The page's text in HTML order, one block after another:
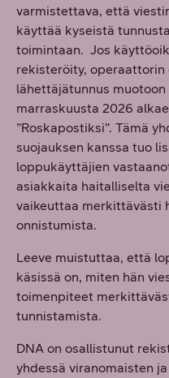
varmistettava, että
käyttää kyseistä
toimintaan. Jos
rekisteröity,
lähettäjätunnus muotoon
marraskuusta 2026
”Roskapostiksi”. Tämä
suojauksen kanssa tuo
loppukäyttäjien
asiakkaita haitalliselta
vaikeuttaa merkittävästi
onnistumista.
Leeve muistuttaa, että
käsissä on, miten hän
toimenpiteet
tunnistamista.
DNA on osallistunut
yhdessä viranomaisten